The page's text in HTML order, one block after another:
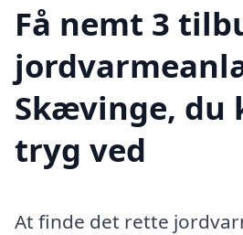
Få nemt 3
Skævinge, du
tryg ved
At finde det rette